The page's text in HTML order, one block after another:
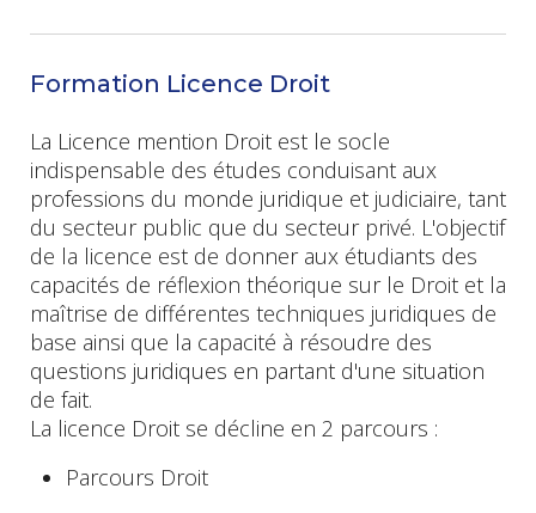
Formation Licence Droit
La Licence mention Droit est le socle
indispensable des études conduisant aux
professions du monde juridique et judiciaire, tant
du secteur public que du secteur privé. L'objectif
de la licence est de donner aux étudiants des
capacités de réflexion théorique sur le Droit et la
maîtrise de différentes techniques juridiques de
base ainsi que la capacité à résoudre des
questions juridiques en partant d'une situation
de fait.
La licence Droit se décline en 2 parcours :
Parcours Droit